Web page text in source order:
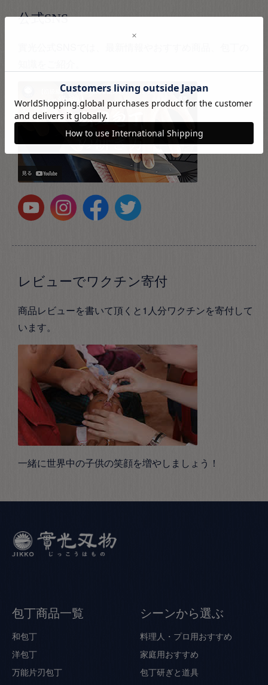
公式SNS
レビューでワクチン寄付
商品レビューを書いて頂くと1人分ワクチンを寄付して
います。
一緒に世界中の子供の笑顔を増やしましょう！
包丁商品一覧
和包丁
洋包丁
万能片刃包丁
シーンから選ぶ
料理人・プロ用おすすめ
家庭用おすすめ
包丁研ぎと道具